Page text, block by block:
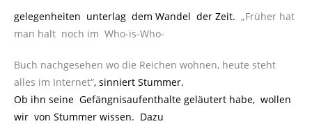
gelegenheiten unterlag dem Wandel der Zeit. „Früher hat
man halt noch im Who-is-Who-
Buch nachgesehen wo die Reichen wohnen, heute steht
alles im Internet“, sinniert Stummer.
Ob ihn seine Gefängnisaufenthalte geläutert habe, wollen
wir von Stummer wissen. Dazu